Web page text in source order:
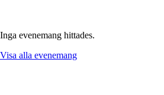
Inga evenemang hittades.
Visa alla evenemang